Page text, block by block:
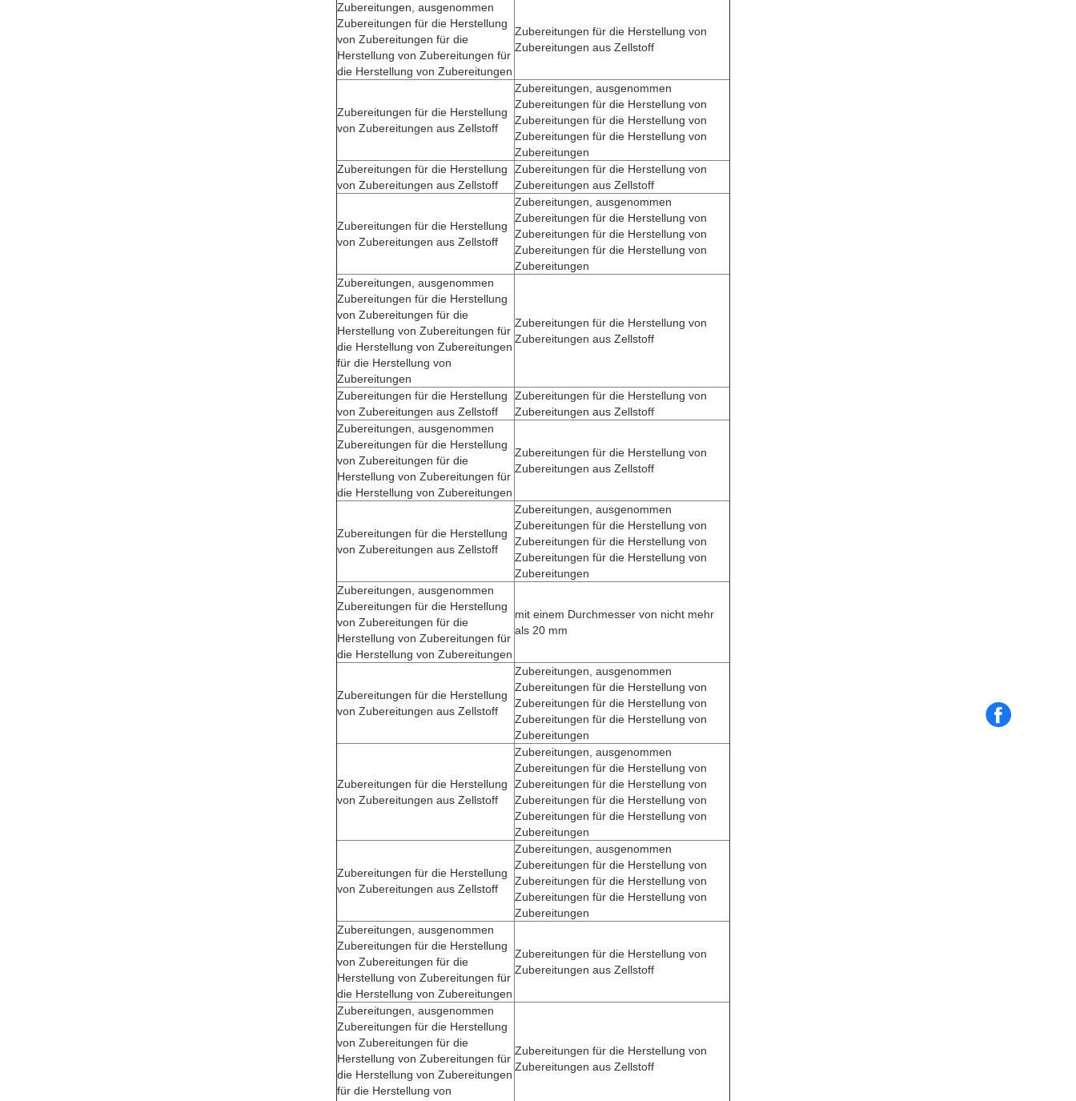
Zubereitungen, ausgenommen
Zubereitungen für die Herstellung
von Zubereitungen für die
Herstellung von Zubereitungen für
die Herstellung von Zubereitungen
Zubereitungen für die Herstellung von
Zubereitungen aus Zellstoff
Zubereitungen für die Herstellung
von Zubereitungen aus Zellstoff
Zubereitungen, ausgenommen
Zubereitungen für die Herstellung von
Zubereitungen für die Herstellung von
Zubereitungen für die Herstellung von
Zubereitungen
Zubereitungen für die Herstellung
von Zubereitungen aus Zellstoff
Zubereitungen für die Herstellung von
Zubereitungen aus Zellstoff
Zubereitungen für die Herstellung
von Zubereitungen aus Zellstoff
Zubereitungen, ausgenommen
Zubereitungen für die Herstellung von
Zubereitungen für die Herstellung von
Zubereitungen für die Herstellung von
Zubereitungen
Zubereitungen, ausgenommen
Zubereitungen für die Herstellung
von Zubereitungen für die
Herstellung von Zubereitungen für
die Herstellung von Zubereitungen
für die Herstellung von
Zubereitungen
Zubereitungen für die Herstellung von
Zubereitungen aus Zellstoff
Zubereitungen für die Herstellung
von Zubereitungen aus Zellstoff
Zubereitungen für die Herstellung von
Zubereitungen aus Zellstoff
Zubereitungen, ausgenommen
Zubereitungen für die Herstellung
von Zubereitungen für die
Herstellung von Zubereitungen für
die Herstellung von Zubereitungen
Zubereitungen für die Herstellung von
Zubereitungen aus Zellstoff
Zubereitungen für die Herstellung
von Zubereitungen aus Zellstoff
Zubereitungen, ausgenommen
Zubereitungen für die Herstellung von
Zubereitungen für die Herstellung von
Zubereitungen für die Herstellung von
Zubereitungen
Zubereitungen, ausgenommen
Zubereitungen für die Herstellung
von Zubereitungen für die
Herstellung von Zubereitungen für
die Herstellung von Zubereitungen
mit einem Durchmesser von nicht mehr
als 20 mm
Zubereitungen für die Herstellung
von Zubereitungen aus Zellstoff
Zubereitungen, ausgenommen
Zubereitungen für die Herstellung von
Zubereitungen für die Herstellung von
Zubereitungen für die Herstellung von
Zubereitungen
Zubereitungen für die Herstellung
von Zubereitungen aus Zellstoff
Zubereitungen, ausgenommen
Zubereitungen für die Herstellung von
Zubereitungen für die Herstellung von
Zubereitungen für die Herstellung von
Zubereitungen für die Herstellung von
Zubereitungen
Zubereitungen für die Herstellung
von Zubereitungen aus Zellstoff
Zubereitungen, ausgenommen
Zubereitungen für die Herstellung von
Zubereitungen für die Herstellung von
Zubereitungen für die Herstellung von
Zubereitungen
Zubereitungen, ausgenommen
Zubereitungen für die Herstellung
von Zubereitungen für die
Herstellung von Zubereitungen für
die Herstellung von Zubereitungen
Zubereitungen für die Herstellung von
Zubereitungen aus Zellstoff
Zubereitungen, ausgenommen
Zubereitungen für die Herstellung
von Zubereitungen für die
Herstellung von Zubereitungen für
die Herstellung von Zubereitungen
für die Herstellung von
Zubereitungen für die Herstellung von
Zubereitungen aus Zellstoff